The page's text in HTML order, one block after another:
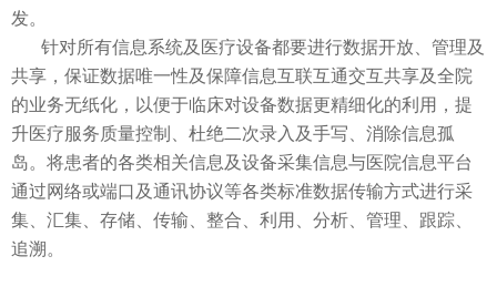
发。
针对所有信息系统及医疗设备都要进行数据开放、管理及
共享，保证数据唯一性及保障信息互联互通交互共享及全院
的业务无纸化，以便于临床对设备数据更精细化的利用，提
升医疗服务质量控制、杜绝二次录入及手写、消除信息孤
岛。将患者的各类相关信息及设备采集信息与医院信息平台
通过网络或端口及通讯协议等各类标准数据传输方式进行采
集、汇集、存储、传输、整合、利用、分析、管理、跟踪、
追溯。